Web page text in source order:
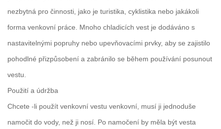
nezbytná pro činnosti, jako je turistika, cyklistika nebo jakákoli
forma venkovní práce. Mnoho chladicích vest je dodáváno s
nastavitelnými popruhy nebo upevňovacími prvky, aby se zajistilo
pohodlné přizpůsobení a zabránilo se během používání posunout
vestu.
Použití a údržba
Chcete -li použít venkovní vestu venkovní, musí ji jednoduše
namočit do vody, než ji nosí. Po namočení by měla být vesta